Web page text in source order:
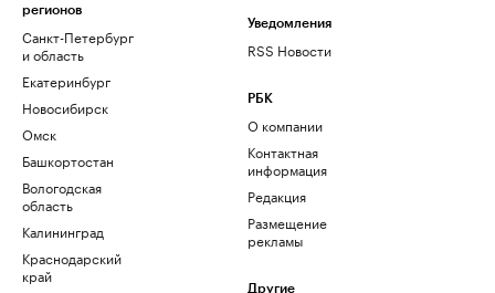
регионов
Санкт-Петербург
и область
Екатеринбург
Новосибирск
Омск
Башкортостан
Вологодская
область
Калининград
Краснодарский
край
Уведомления
RSS Новости
РБК
О компании
Контактная
информация
Редакция
Размещение
рекламы
Другие